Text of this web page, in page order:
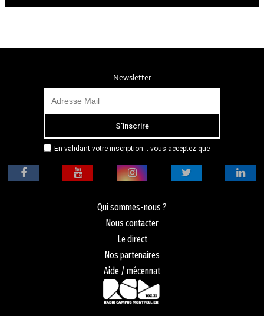
Newsletter
En validant votre inscription... vous acceptez que
adresse email dans le but de vous envoyer
mensuellement sa lettre d’informations. Pour plus
politique de confidentialité.
Qui sommes-nous ?
Nous contacter
Le direct
Nos partenaires
Aide / mécennat